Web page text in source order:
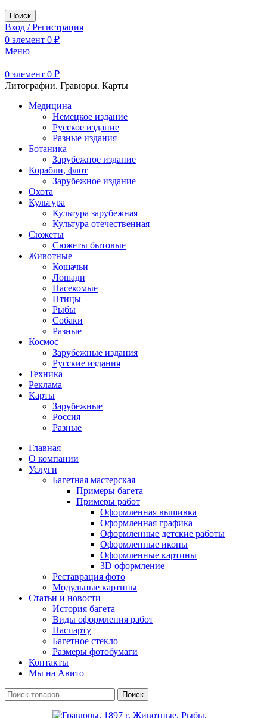
Поиск
Вход / Регистрация
0 элемент 0 ₽
Меню
0 элемент 0 ₽
Литографии. Гравюры. Карты
Медицина
Немецкое издание
Русское издание
Разные издания
Ботаника
Зарубежное издание
Корабли, флот
Зарубежное издание
Охота
Культура
Культура зарубежная
Культура отечественная
Сюжеты
Сюжеты бытовые
Животные
Кошачьи
Лошади
Насекомые
Птицы
Рыбы
Собаки
Разные
Космос
Зарубежные издания
Русские издания
Техника
Реклама
Карты
Зарубежные
Россия
Разные
Главная
О компании
Услуги
Багетная мастерская
Примеры багета
Примеры работ
Оформленная вышивка
Оформленная графика
Оформленные детские работы
Оформленные иконы
Оформленные картины
3D оформление
Реставрация фото
Модульные картины
Статьи и новости
История багета
Виды оформления работ
Паспарту
Багетное стекло
Размеры фотобумаги
Контакты
Мы на Авито
Поиск